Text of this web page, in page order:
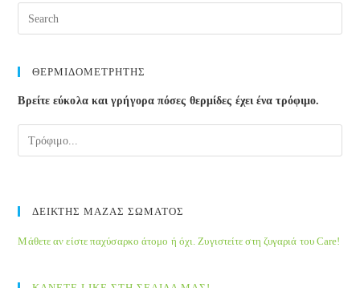
ΘΕΡΜΙΔΟΜΕΤΡΗΤΗΣ
Βρείτε εύκολα και γρήγορα πόσες θερμίδες έχει ένα τρόφιμο.
ΔΕΙΚΤΗΣ ΜΑΖΑΣ ΣΩΜΑΤΟΣ
Μάθετε αν είστε παχύσαρκο άτομο ή όχι. Ζυγιστείτε στη ζυγαριά του Care!